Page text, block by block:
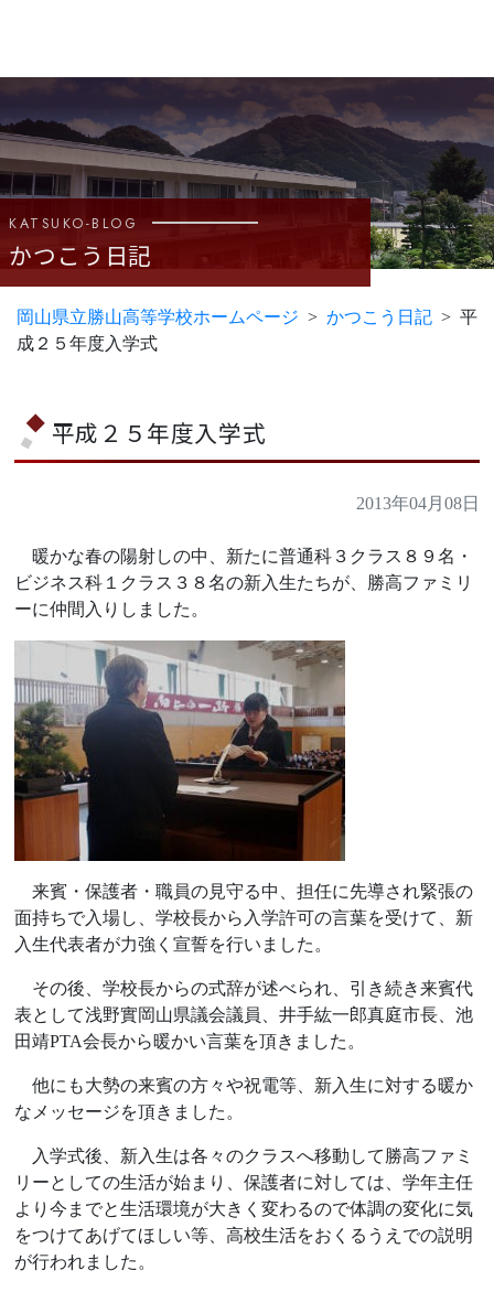
岡山県立勝山高等学校ホームページ かつこう日記
平
成２５年度入学式
KATSUKO-BLOG
かつこう日記
平成２５年度入学式
2013年04月08日
暖かな春の陽射しの中、新たに普通科３クラス８９名・
ビジネス科１クラス３８名の新入生たちが、勝高ファミリ
ーに仲間入りしました。
来賓・保護者・職員の見守る中、担任に先導され緊張の
面持ちで入場し、学校長から入学許可の言葉を受けて、新
入生代表者が力強く宣誓を行いました。
その後、学校長からの式辞が述べられ、引き続き来賓代
表として浅野實岡山県議会議員、井手紘一郎真庭市長、池
田靖PTA会長から暖かい言葉を頂きました。
他にも大勢の来賓の方々や祝電等、新入生に対する暖か
なメッセージを頂きました。
入学式後、新入生は各々のクラスへ移動して勝高ファミ
リーとしての生活が始まり、保護者に対しては、学年主任
より今までと生活環境が大きく変わるので体調の変化に気
をつけてあげてほしい等、高校生活をおくるうえでの説明
が行われました。